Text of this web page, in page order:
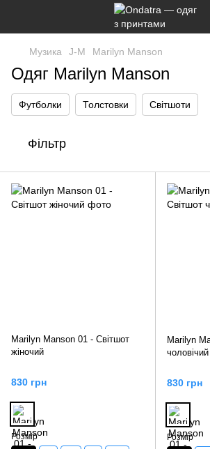
Музика J-M Marilyn Manson
Одяг Marilyn Manson
Футболки Толстовки Світшоти
Фільтр
Marilyn Manson 01 - Світшот
жіночий
830 грн
Розмір
Marilyn
чоловічий
830 грн
Розмір